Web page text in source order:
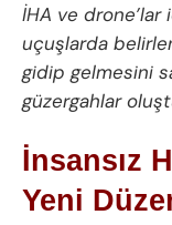
İHA ve
uçuşlarda
gidip gelmesini
güzergahlar
İnsansız
Yeni